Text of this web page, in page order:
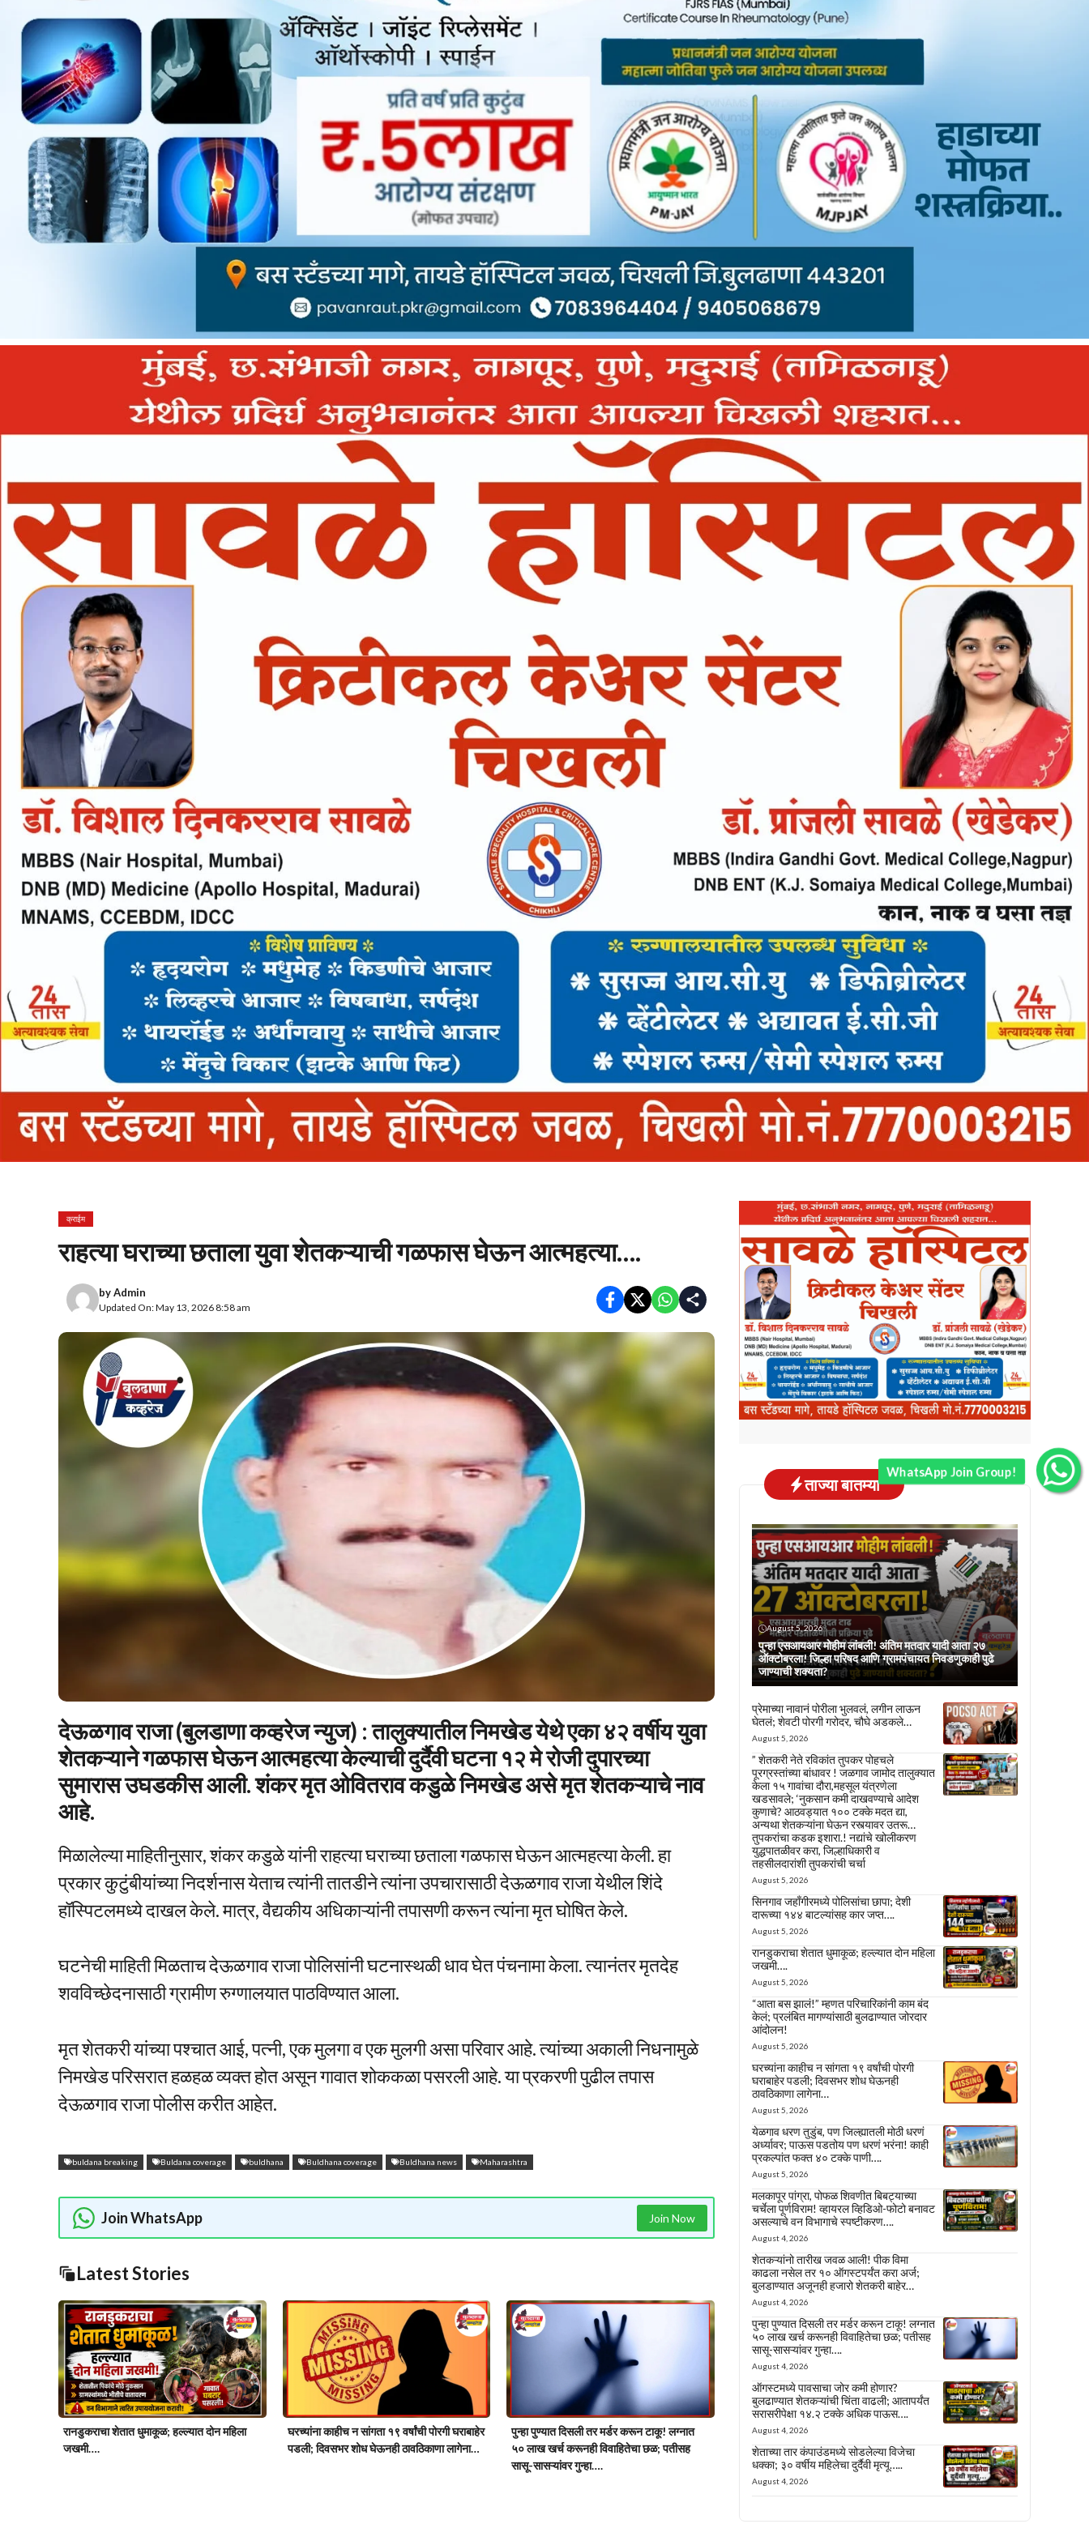
क्राईम
राहत्या घराच्या छताला युवा शेतकऱ्याची गळफास घेऊन आत्महत्या….
byAdmin
Updated On: May 13, 2026 8:58 am
देऊळगाव राजा (बुलडाणा कव्हरेज न्युज) : तालुक्यातील निमखेड येथे एका ४२ वर्षीय युवा
शेतकऱ्याने गळफास घेऊन आत्महत्या केल्याची दुर्दैवी घटना १२ मे रोजी दुपारच्या
सुमारास उघडकीस आली. शंकर मृत ओवितराव कडुळे निमखेड असे मृत शेतकऱ्याचे नाव
आहे.
मिळालेल्या माहितीनुसार, शंकर कडुळे यांनी राहत्या घराच्या छताला गळफास घेऊन आत्महत्या केली. हा
प्रकार कुटुंबीयांच्या निदर्शनास येताच त्यांनी तातडीने त्यांना उपचारासाठी देऊळगाव राजा येथील शिंदे
हॉस्पिटलमध्ये दाखल केले. मात्र, वैद्यकीय अधिकाऱ्यांनी तपासणी करून त्यांना मृत घोषित केले.
घटनेची माहिती मिळताच देऊळगाव राजा पोलिसांनी घटनास्थळी धाव घेत पंचनामा केला. त्यानंतर मृतदेह
शवविच्छेदनासाठी ग्रामीण रुग्णालयात पाठविण्यात आला.
मृत शेतकरी यांच्या पश्चात आई, पत्नी, एक मुलगा व एक मुलगी असा परिवार आहे. त्यांच्या अकाली निधनामुळे
निमखेड परिसरात हळहळ व्यक्त होत असून गावात शोककळा पसरली आहे. या प्रकरणी पुढील तपास
देऊळगाव राजा पोलीस करीत आहेत.
buldana breaking Buldana coverage buldhana Buldhana coverage Buldhana news Maharashtra
Join WhatsApp Join Now
Latest Stories
रानडुकराचा शेतात धुमाकूळ; हल्ल्यात दोन महिला
जखमी….
घरच्यांना काहीच न सांगता १९ वर्षांची पोरगी घराबाहेर
पडली; दिवसभर शोध घेऊनही ठावठिकाणा लागेना…
पुन्हा पुण्यात दिसली तर मर्डर करून टाकू! लग्नात
५० लाख खर्च करूनही विवाहितेचा छळ; पतीसह
सासू-सासऱ्यांवर गुन्हा….
ताज्या बातम्या
August 5, 2026
पुन्हा एसआयआर मोहीम लांबली! अंतिम मतदार यादी आता २७
ऑक्टोबरला! जिल्हा परिषद आणि ग्रामपंचायत निवडणुकाही पुढे
जाण्याची शक्यता?
प्रेमाच्या नावानं पोरीला भुलवलं, लगीन लाऊन
घेतलं; शेवटी पोरगी गरोदर, चौघे अडकले…
August 5, 2026
” शेतकरी नेते रविकांत तुपकर पोहचले
पूरग्रस्तांच्या बांधावर ! जळगाव जामोद तालुक्यात
केला १५ गावांचा दौरा,महसूल यंत्रणेला
खडसावले; ‘नुकसान कमी दाखवण्याचे आदेश
कुणाचे? आठवड्यात १०० टक्के मदत द्या,
अन्यथा शेतकऱ्यांना घेऊन रस्त्यावर उतरू…
तुपकरांचा कडक इशारा.! नद्यांचे खोलीकरण
युद्धपातळीवर करा, जिल्हाधिकारी व
तहसीलदारांशी तुपकरांची चर्चा
August 5, 2026
सिनगाव जहाँगीरमध्ये पोलिसांचा छापा; देशी
दारूच्या १४४ बाटल्यांसह कार जप्त….
August 5, 2026
रानडुकराचा शेतात धुमाकूळ; हल्ल्यात दोन महिला
जखमी….
August 5, 2026
“आता बस झालं!” म्हणत परिचारिकांनी काम बंद
केलं; प्रलंबित मागण्यांसाठी बुलढाण्यात जोरदार
आंदोलन!
August 5, 2026
घरच्यांना काहीच न सांगता १९ वर्षांची पोरगी
घराबाहेर पडली; दिवसभर शोध घेऊनही
ठावठिकाणा लागेना…
August 5, 2026
येळगाव धरण तुडुंब, पण जिल्ह्यातली मोठी धरणं
अर्ध्यावर; पाऊस पडतोय पण धरणं भरंना! काही
प्रकल्पांत फक्त ४० टक्के पाणी….
August 5, 2026
मलकापूर पांग्रा, पोफळ शिवणीत बिबट्याच्या
चर्चेला पूर्णविराम! व्हायरल व्हिडिओ-फोटो बनावट
असल्याचे वन विभागाचे स्पष्टीकरण….
August 4, 2026
शेतकऱ्यांनो तारीख जवळ आली! पीक विमा
काढला नसेल तर १० ऑगस्टपर्यंत करा अर्ज;
बुलडाण्यात अजूनही हजारो शेतकरी बाहेर…
August 4, 2026
पुन्हा पुण्यात दिसली तर मर्डर करून टाकू! लग्नात
५० लाख खर्च करूनही विवाहितेचा छळ; पतीसह
सासू-सासऱ्यांवर गुन्हा….
August 4, 2026
ऑगस्टमध्ये पावसाचा जोर कमी होणार?
बुलढाण्यात शेतकऱ्यांची चिंता वाढली; आतापर्यंत
सरासरीपेक्षा १४.२ टक्के अधिक पाऊस….
August 4, 2026
शेताच्या तार कंपाउंडमध्ये सोडलेल्या विजेचा
धक्का; ३० वर्षीय महिलेचा दुर्दैवी मृत्यू…..
August 4, 2026
WhatsApp Join Group!